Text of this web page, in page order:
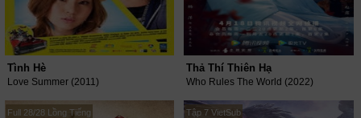
Tình Hè
Love Summer (2011)
Thả Thí Thiên Hạ
Who Rules The World (2022)
Full 28/28 Lồng Tiếng Tập 7 VietSub